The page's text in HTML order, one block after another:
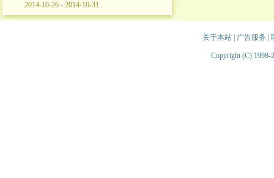
2014-10-26 - 2014-10-31
关于本站| 广告服务
Copyright (C) 1998-